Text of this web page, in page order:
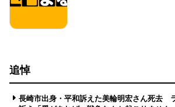
追悼
長崎市出身・平和訴えた美輪明宏さん死去